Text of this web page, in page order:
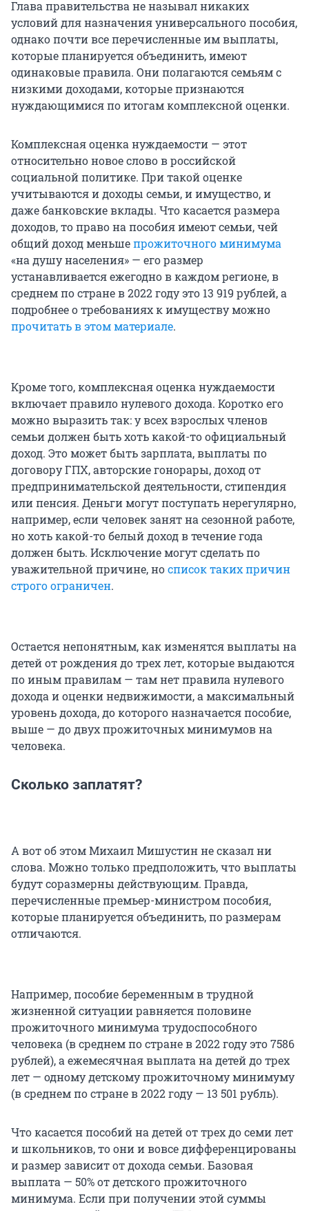
Глава правительства не называл никаких
условий для назначения универсального пособия,
однако почти все перечисленные им выплаты,
которые планируется объединить, имеют
одинаковые правила. Они полагаются семьям с
низкими доходами, которые признаются
нуждающимися по итогам комплексной оценки.
Комплексная оценка нуждаемости — этот
относительно новое слово в российской
социальной политике. При такой оценке
учитываются и доходы семьи, и имущество, и
даже банковские вклады. Что касается размера
доходов, то право на пособия имеют семьи, чей
общий доход меньшепрожиточного минимума
«на душу населения» — его размер
устанавливается ежегодно в каждом регионе, в
среднем по стране в 2022 году это 13 919 рублей, а
подробнее о требованиях к имуществу можно
прочитать в этом материале.
Кроме того, комплексная оценка нуждаемости
включает правило нулевого дохода. Коротко его
можно выразить так: у всех взрослых членов
семьи должен быть хоть какой-то официальный
доход. Это может быть зарплата, выплаты по
договору ГПХ, авторские гонорары, доход от
предпринимательской деятельности, стипендия
или пенсия. Деньги могут поступать нерегулярно,
например, если человек занят на сезонной работе,
но хоть какой-то белый доход в течение года
должен быть. Исключение могут сделать по
уважительной причине, носписок таких причин
строго ограничен.
Остается непонятным, как изменятся выплаты на
детей от рождения до трех лет, которые выдаются
по иным правилам — там нет правила нулевого
дохода и оценки недвижимости, а максимальный
уровень дохода, до которого назначается пособие,
выше — до двух прожиточных минимумов на
человека.
Сколько заплатят?
А вот об этом Михаил Мишустин не сказал ни
слова. Можно только предположить, что выплаты
будут соразмерны действующим. Правда,
перечисленные премьер-министром пособия,
которые планируется объединить, по размерам
отличаются.
Например, пособие беременным в трудной
жизненной ситуации равняется половине
прожиточного минимума трудоспособного
человека (в среднем по стране в 2022 году это 7586
рублей), а ежемесячная выплата на детей до трех
лет — одному детскому прожиточному минимуму
(в среднем по стране в 2022 году — 13 501 рубль).
Что касается пособий на детей от трех до семи лет
и школьников, то они и вовсе дифференцированы
и размер зависит от дохода семьи. Базовая
выплата — 50% от детского прожиточного
минимума. Если при получении этой суммы